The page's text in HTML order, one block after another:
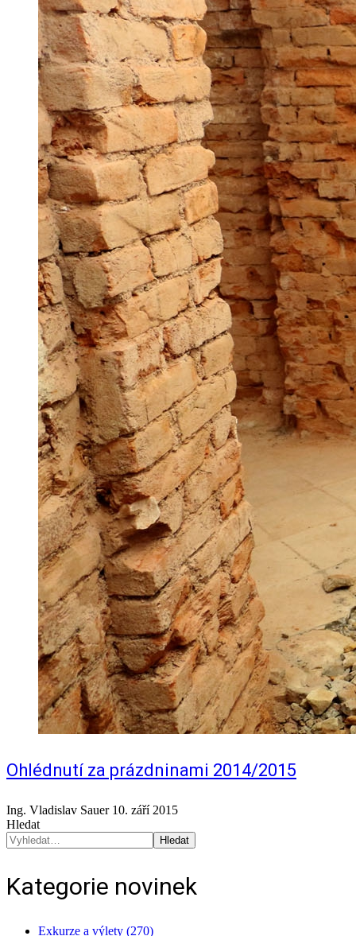
Ohlédnutí za prázdninami 2014/2015
Ing. Vladislav Sauer 10. září 2015
Hledat
Hledat
Kategorie novinek
Exkurze a výlety (270)